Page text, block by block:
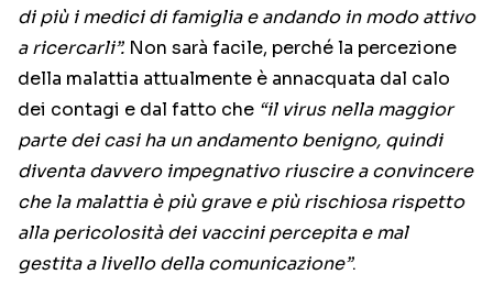
di più i medici di famiglia e andando in modo attivo
a ricercarli”. Non sarà facile, perché la percezione
della malattia attualmente è annacquata dal calo
dei contagi e dal fatto che “il virus nella maggior
parte dei casi ha un andamento benigno, quindi
diventa davvero impegnativo riuscire a convincere
che la malattia è più grave e più rischiosa rispetto
alla pericolosità dei vaccini percepita e mal
gestita a livello della comunicazione”.